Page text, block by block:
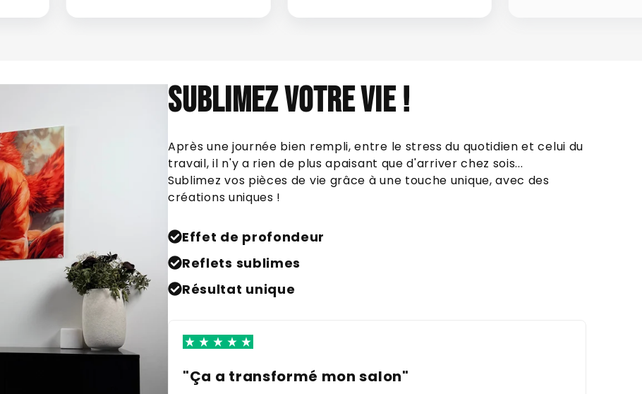
Sublimez votre vie !
Après une journée bien rempli, entre le stress du quotidien et celui du
travail, il n'y a rien de plus apaisant que d'arriver chez sois...
Sublimez vos pièces de vie grâce à une touche unique, avec des
créations uniques !
Effet de profondeur
Reflets sublimes
Résultat unique
"Ça a transformé mon salon"